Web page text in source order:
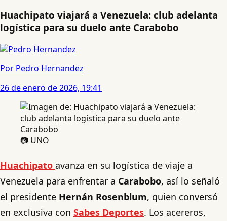
Huachipato viajará a Venezuela: club adelanta
logística para su duelo ante Carabobo
Por Pedro Hernandez
26 de enero de 2026, 19:41
📷 UNO
Huachipato avanza en su logística de viaje a
Venezuela para enfrentar a Carabobo, así lo señaló
el presidente Hernán Rosenblum, quien conversó
en exclusiva con Sabes Deportes. Los acereros,